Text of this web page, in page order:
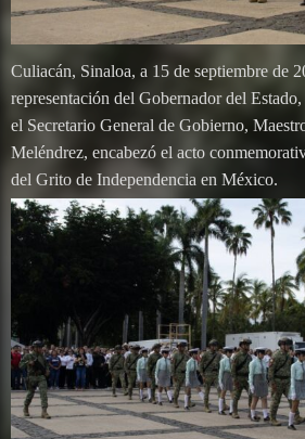
Culiacán, Sinaloa, a 15 de septiembre de
representación del Gobernador del
el Secretario General de Gobierno,
Meléndrez, encabezó el acto
del Grito de Independencia en México.